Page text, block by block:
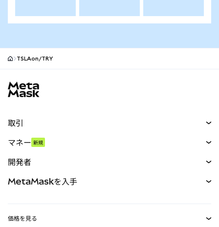
TSLAon/TRY
取引
パーペチュアル
RWA
マネー 新規
開発者
MetaMaskを入手
価格を見る